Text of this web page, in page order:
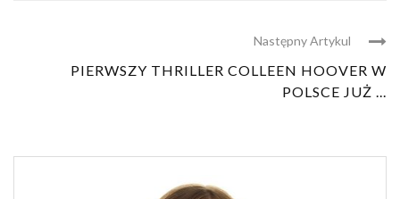
Następny Artykul
PIERWSZY THRILLER COLLEEN HOOVER W
POLSCE JUŻ ...